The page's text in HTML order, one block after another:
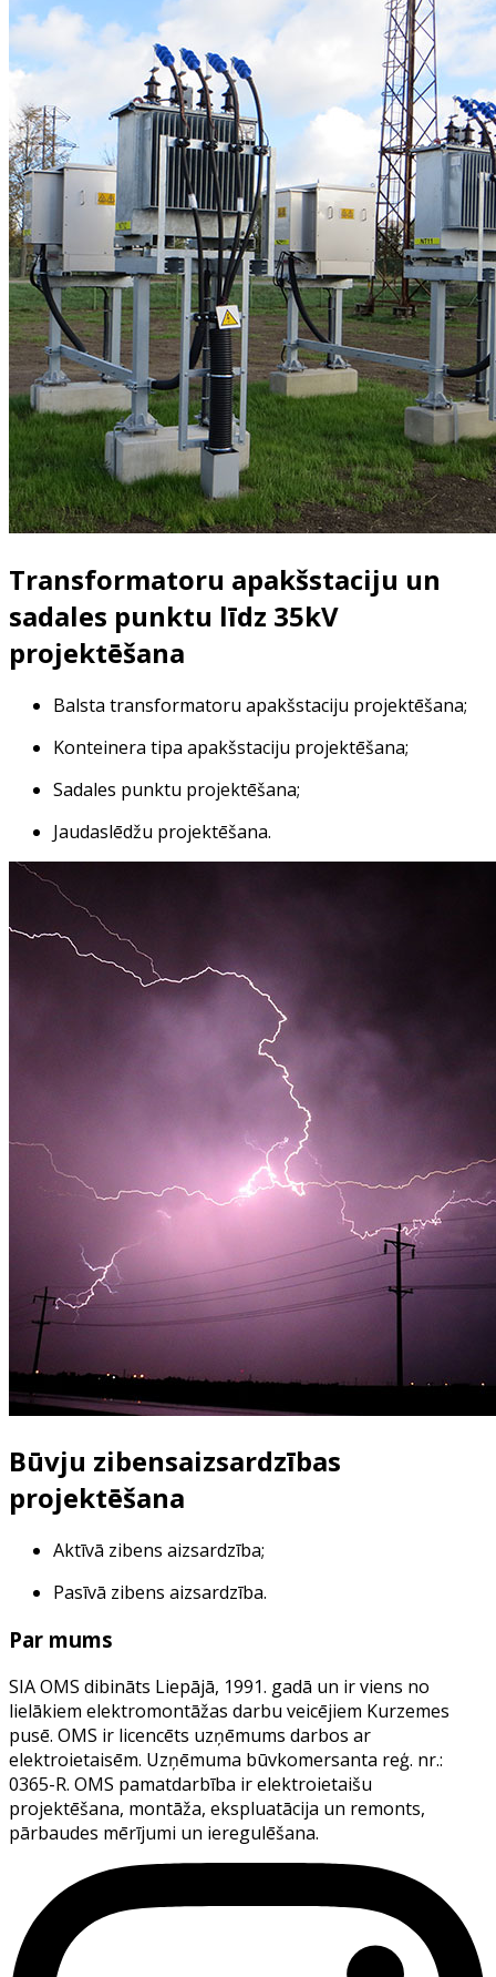
Transformatoru apakšstaciju un
sadales punktu līdz 35kV
projektēšana
Balsta transformatoru apakšstaciju projektēšana;
Konteinera tipa apakšstaciju projektēšana;
Sadales punktu projektēšana;
Jaudaslēdžu projektēšana.
Būvju zibensaizsardzības
projektēšana
Aktīvā zibens aizsardzība;
Pasīvā zibens aizsardzība.
Par mums
SIA OMS dibināts Liepājā, 1991. gadā un ir viens no
lielākiem elektromontāžas darbu veicējiem Kurzemes
pusē. OMS ir licencēts uzņēmums darbos ar
elektroietaisēm. Uzņēmuma būvkomersanta reģ. nr.:
0365-R. OMS pamatdarbība ir elektroietaišu
projektēšana, montāža, ekspluatācija un remonts,
pārbaudes mērījumi un ieregulēšana.